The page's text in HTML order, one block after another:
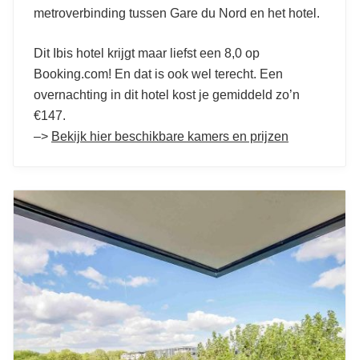
metroverbinding tussen Gare du Nord en het hotel.
Dit Ibis hotel krijgt maar liefst een 8,0 op
Booking.com! En dat is ook wel terecht. Een
overnachting in dit hotel kost je gemiddeld zo’n
€147.
–> Bekijk hier beschikbare kamers en prijzen